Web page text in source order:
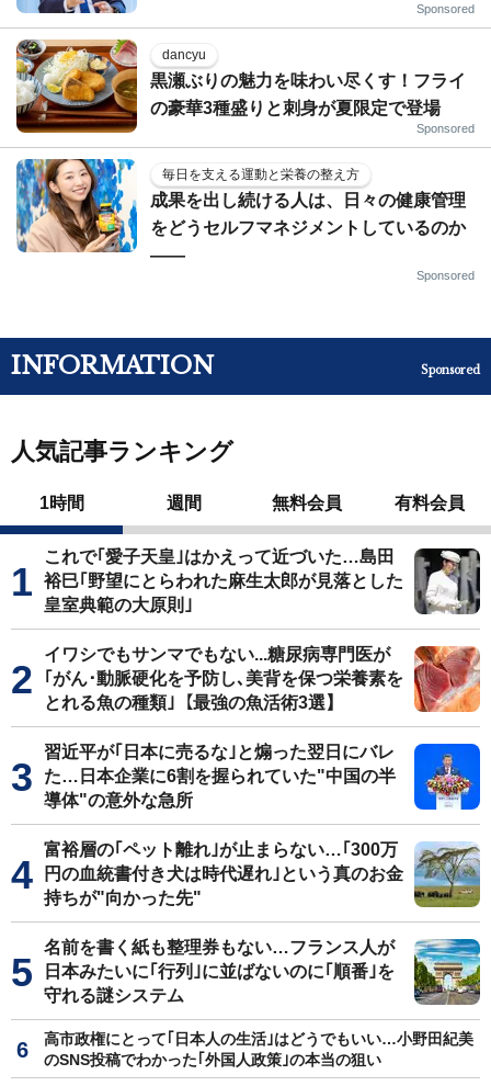
Sponsored
dancyu
黒瀬ぶりの魅力を味わい尽くす！フライ
の豪華3種盛りと刺身が夏限定で登場
Sponsored
毎日を支える運動と栄養の整え方
成果を出し続ける人は、日々の健康管理
をどうセルフマネジメントしているのか
——
Sponsored
INFORMATION Sponsored
人気記事ランキング
1時間 週間 無料会員 有料会員
これで｢愛子天皇｣はかえって近づいた…島田
裕巳｢野望にとらわれた麻生太郎が見落とした
皇室典範の大原則｣
イワシでもサンマでもない...糖尿病専門医が
｢がん･動脈硬化を予防し､美背を保つ栄養素を
とれる魚の種類｣【最強の魚活術3選】
習近平が｢日本に売るな｣と煽った翌日にバレ
た…日本企業に6割を握られていた"中国の半
導体"の意外な急所
富裕層の｢ペット離れ｣が止まらない…｢300万
円の血統書付き犬は時代遅れ｣という真のお金
持ちが"向かった先"
名前を書く紙も整理券もない…フランス人が
日本みたいに｢行列｣に並ばないのに｢順番｣を
守れる謎システム
高市政権にとって｢日本人の生活｣はどうでもいい…小野田紀美
のSNS投稿でわかった｢外国人政策｣の本当の狙い